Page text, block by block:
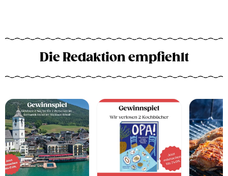
Die Redaktion empfiehlt